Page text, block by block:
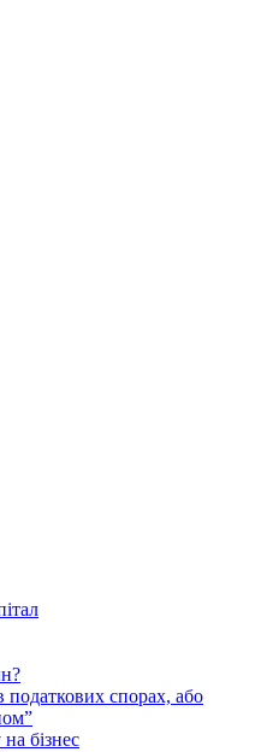
податкових спорах, або
бізнес